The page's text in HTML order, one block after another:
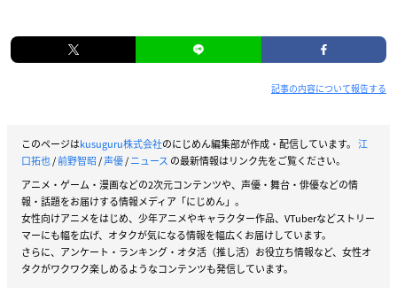
記事の内容について報告する
このページはkusuguru株式会社のにじめん編集部が作成・配信しています。 江
口拓也/前野智昭/声優/ニュース の最新情報はリンク先をご覧ください。
アニメ・ゲーム・漫画などの2次元コンテンツや、声優・舞台・俳優などの情
報・話題をお届けする情報メディア「にじめん」。
女性向けアニメをはじめ、少年アニメやキャラクター作品、VTuberなどストリー
マーにも幅を広げ、オタクが気になる情報を幅広くお届けしています。
さらに、アンケート・ランキング・オタ活（推し活）お役立ち情報など、女性オ
タクがワクワク楽しめるようなコンテンツも発信しています。